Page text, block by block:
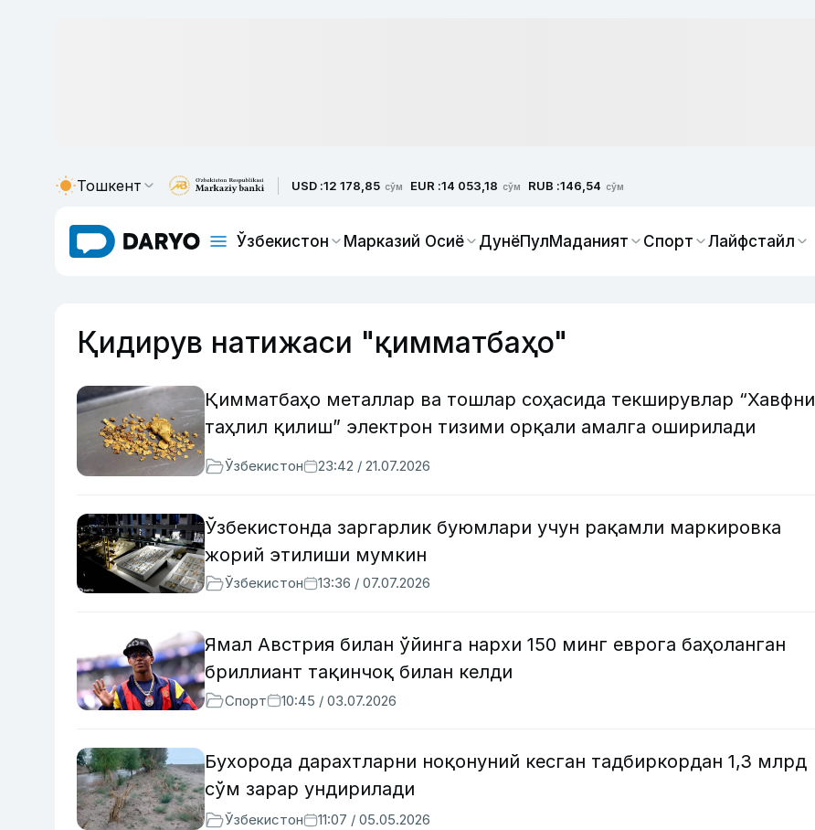
Тошкент USD :12 178,85 сўм EUR :14 053,18 сўм RUB :146,54 сўм
Ўзбекистон Марказий Осиё ДунёПулМаданият Спорт Лайфстайл
Қидирув натижаси "қимматбаҳо"
Қимматбаҳо металлар ва тошлар соҳасида текширувлар “Хавфни
таҳлил қилиш” электрон тизими орқали амалга оширилади
Ўзбекистон 23:42 / 21.07.2026
Ўзбекистонда заргарлик буюмлари учун рақамли маркировка
жорий этилиши мумкин
Ўзбекистон 13:36 / 07.07.2026
Ямал Австрия билан ўйинга нархи 150 минг еврога баҳоланган
бриллиант тақинчоқ билан келди
Спорт 10:45 / 03.07.2026
Бухорода дарахтларни ноқонуний кесган тадбиркордан 1,3 млрд
сўм зарар ундирилади
Ўзбекистон 11:07 / 05.05.2026